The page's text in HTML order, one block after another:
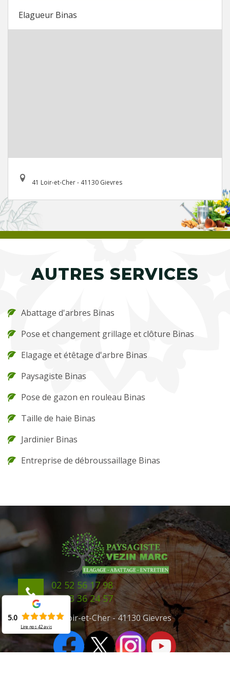
Elagueur Binas
41 Loir-et-Cher - 41130 Gievres
AUTRES SERVICES
Abattage d'arbres Binas
Pose et changement grillage et clôture Binas
Elagage et étêtage d'arbre Binas
Paysagiste Binas
Pose de gazon en rouleau Binas
Taille de haie Binas
Jardinier Binas
Entreprise de débroussaillage Binas
02 52 56 17 98
06 43 36 24 57
41 Loir-et-Cher - 41130 Gievres
5.0
Lire nos 42avis